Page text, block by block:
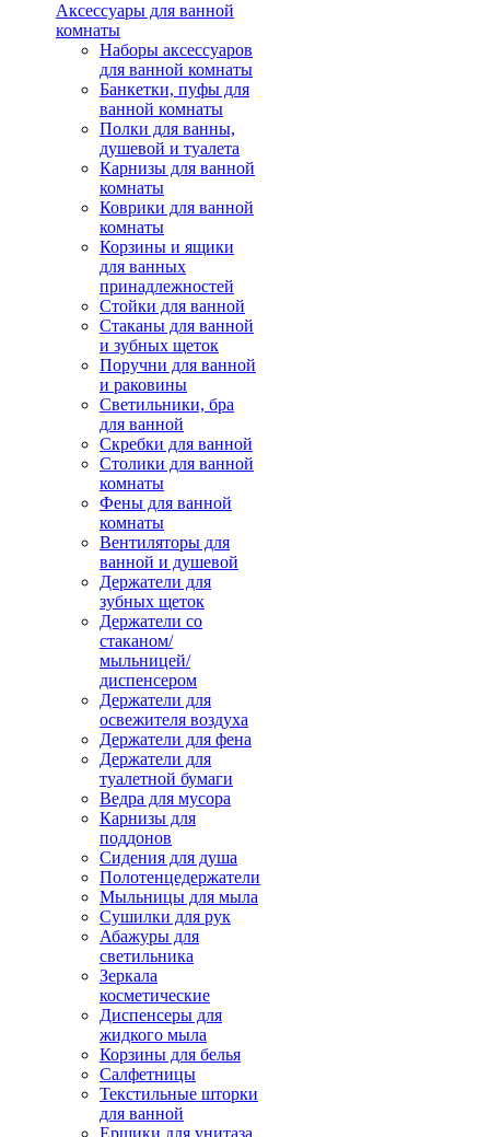
Аксессуары для ванной
комнаты
Наборы аксессуаров
для ванной комнаты
Банкетки, пуфы для
ванной комнаты
Полки для ванны,
душевой и туалета
Карнизы для ванной
комнаты
Коврики для ванной
комнаты
Корзины и ящики
для ванных
принадлежностей
Стойки для ванной
Стаканы для ванной
и зубных щеток
Поручни для ванной
и раковины
Светильники, бра
для ванной
Скребки для ванной
Столики для ванной
комнаты
Фены для ванной
комнаты
Вентиляторы для
ванной и душевой
Держатели для
зубных щеток
Держатели со
стаканом/
мыльницей/
диспенсером
Держатели для
освежителя воздуха
Держатели для фена
Держатели для
туалетной бумаги
Ведра для мусора
Карнизы для
поддонов
Сидения для душа
Полотенцедержатели
Мыльницы для мыла
Сушилки для рук
Абажуры для
светильника
Зеркала
косметические
Диспенсеры для
жидкого мыла
Корзины для белья
Салфетницы
Текстильные шторки
для ванной
Ершики для унитаза